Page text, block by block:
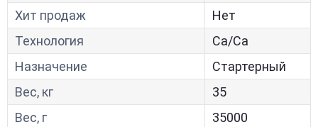
Хит продаж
Нет
Технология
Са/Са
Назначение
Стартерный
Вес, кг
35
Вес, г
35000